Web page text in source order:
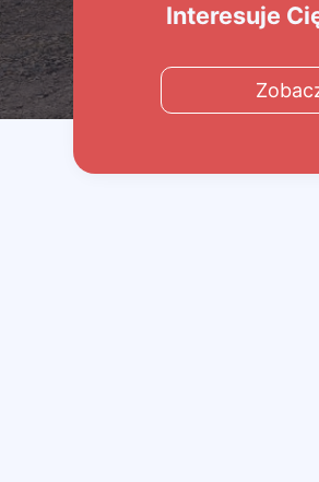
Interesuje